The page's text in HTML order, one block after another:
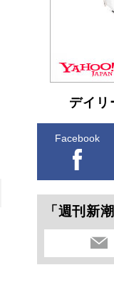
デイリ
Facebook
「週刊新潮